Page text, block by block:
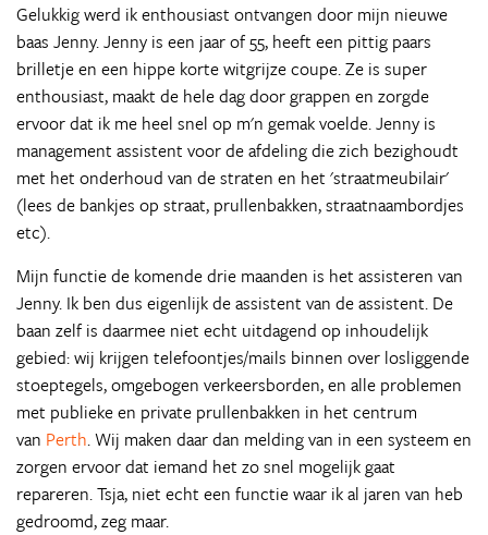
Gelukkig werd ik enthousiast ontvangen door mijn nieuwe
baas Jenny. Jenny is een jaar of 55, heeft een pittig paars
brilletje en een hippe korte witgrijze coupe. Ze is super
enthousiast, maakt de hele dag door grappen en zorgde
ervoor dat ik me heel snel op m'n gemak voelde. Jenny is
management assistent voor de afdeling die zich bezighoudt
met het onderhoud van de straten en het 'straatmeubilair'
(lees de bankjes op straat, prullenbakken, straatnaambordjes
etc).
Mijn functie de komende drie maanden is het assisteren van
Jenny. Ik ben dus eigenlijk de assistent van de assistent. De
baan zelf is daarmee niet echt uitdagend op inhoudelijk
gebied: wij krijgen telefoontjes/mails binnen over losliggende
stoeptegels, omgebogen verkeersborden, en alle problemen
met publieke en private prullenbakken in het centrum
van Perth. Wij maken daar dan melding van in een systeem en
zorgen ervoor dat iemand het zo snel mogelijk gaat
repareren. Tsja, niet echt een functie waar ik al jaren van heb
gedroomd, zeg maar.